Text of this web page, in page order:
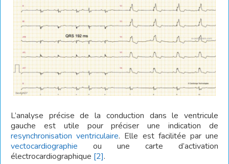
L’analyse précise de la conduction dans le ventricule
gauche est utile pour préciser une indication de
resynchronisation ventriculaire. Elle est facilitée par une
vectocardiographie ou une carte d’activation
électrocardiographique [2].